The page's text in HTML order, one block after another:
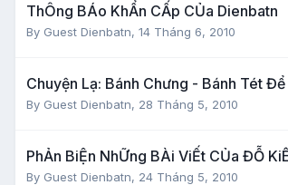
ThÔng BÁo KhẨn CẤp CỦa Dienbatn
By Guest Dienbatn, 14 Tháng 6, 2010
Chuyện Lạ: Bánh Chưng - Bánh Tét
By Guest Dienbatn, 28 Tháng 5, 2010
PhẢn BiỆn NhỮng BÀi ViẾt CỦa ĐỖ
By Guest Dienbatn, 24 Tháng 5, 2010